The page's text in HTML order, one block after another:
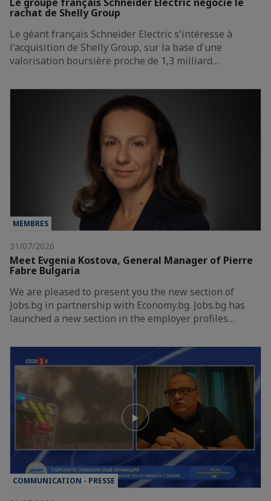
rachat de Shelly Group
Le géant français Schneider Electric s'intéresse à
l'acquisition de Shelly Group, sur la base d'une
valorisation boursière proche de 1,3 milliard…
MEMBRES
31/07/2026
Meet Evgenia Kostova, General Manager of Pierre
Fabre Bulgaria
We are pleased to present you the new section of
Jobs.bg in partnership with Economy.bg. Jobs.bg has
launched a new section in the employer profiles…
COMMUNICATION - PRESSE